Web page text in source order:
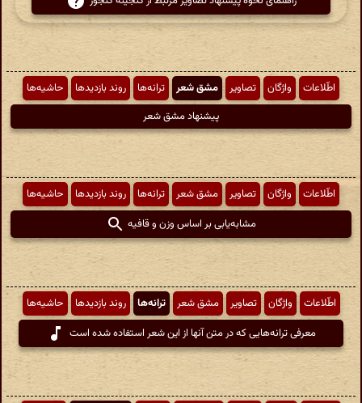
اطّلاعات واژگان تصاویر مشق شعر ترانه‌ها روند بازدیدها
حاشیه‌ها
پیشنهاد مشق شعر
اطّلاعات واژگان تصاویر مشق شعر ترانه‌ها روند بازدیدها
حاشیه‌ها
مشابه‌یابی بر اساس وزن و قافیه
اطّلاعات واژگان تصاویر مشق شعر ترانه‌ها روند بازدیدها
حاشیه‌ها
معرفی ترانه‌هایی که در متن آنها از این شعر استفاده شده است